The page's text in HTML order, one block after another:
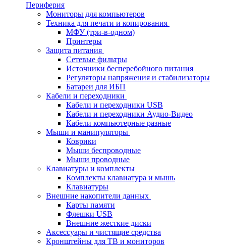
Периферия
Мониторы для компьютеров
Техника для печати и копирования
МФУ (три-в-одном)
Принтеры
Защита питания
Сетевые фильтры
Источники бесперебойного питания
Регуляторы напряжения и стабилизаторы
Батареи для ИБП
Кабели и переходники
Кабели и переходники USB
Кабели и переходники Аудио-Видео
Кабели компьютерные разные
Мыши и манипуляторы
Коврики
Мыши беспроводные
Мыши проводные
Клавиатуры и комплекты
Комплекты клавиатура и мышь
Клавиатуры
Внешние накопители данных
Карты памяти
Флешки USB
Внешние жесткие диски
Аксессуары и чистящие средства
Кронштейны для ТВ и мониторов